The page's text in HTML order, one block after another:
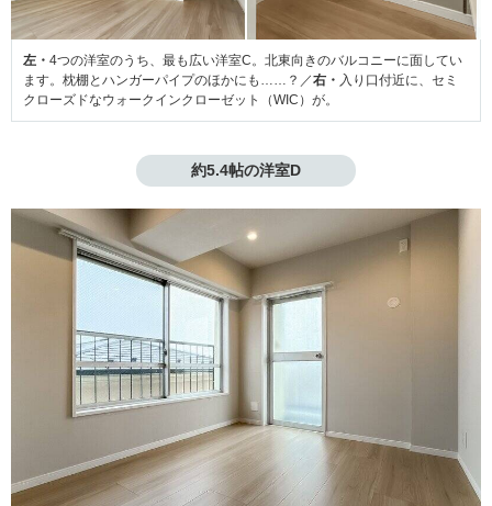
左・ 4つの洋室のうち、最も広い洋室C。北東向きのバルコニーに面してい
ます。枕棚とハンガーパイプのほかにも……？／右・ 入り口付近に、セミ
クローズドなウォークインクローゼット（WIC）が。
約5.4帖の洋室D